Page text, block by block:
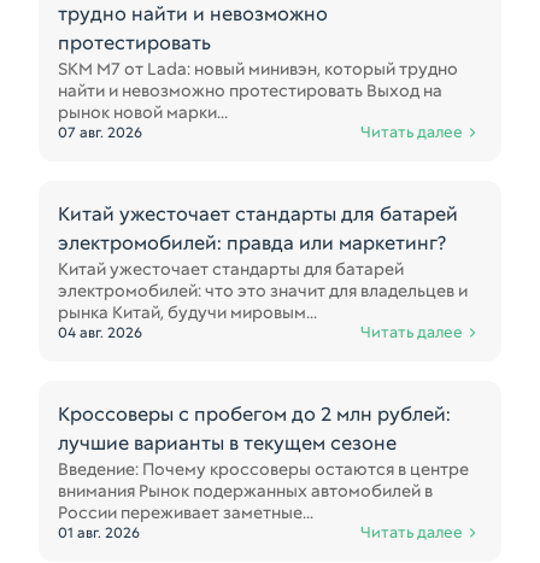
трудно найти и невозможно
протестировать
SKM M7 от Lada: новый минивэн, который трудно
найти и невозможно протестировать Выход на
рынок новой марки...
07 авг. 2026 Читать далее
Китай ужесточает стандарты для батарей
электромобилей: правда или маркетинг?
Китай ужесточает стандарты для батарей
электромобилей: что это значит для владельцев и
рынка Китай, будучи мировым...
04 авг. 2026 Читать далее
Кроссоверы с пробегом до 2 млн рублей:
лучшие варианты в текущем сезоне
Введение: Почему кроссоверы остаются в центре
внимания Рынок подержанных автомобилей в
России переживает заметные...
01 авг. 2026 Читать далее